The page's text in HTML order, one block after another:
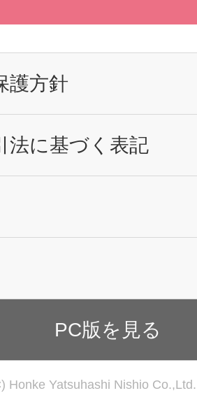
護方針
法に基づく表記
PC版を見る
Honke Yatsuhashi Nishio